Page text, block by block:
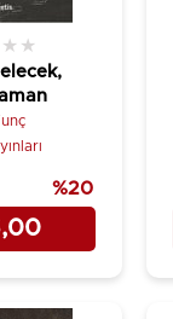
★ ★
%20